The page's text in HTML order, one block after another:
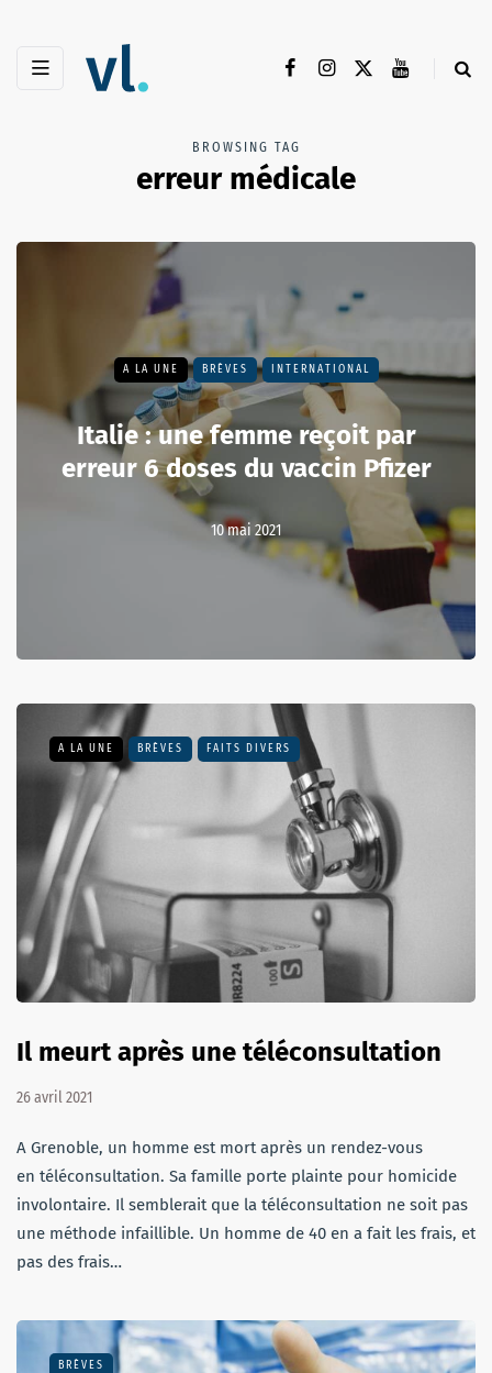
BROWSING TAG
erreur médicale
A LA UNE BRÈVES INTERNATIONAL
Italie : une femme reçoit par
erreur 6 doses du vaccin Pfizer
10 mai 2021
A LA UNE BRÈVES FAITS DIVERS
Il meurt après une téléconsultation
26 avril 2021
A Grenoble, un homme est mort après un rendez-vous
en téléconsultation. Sa famille porte plainte pour homicide
involontaire. Il semblerait que la téléconsultation ne soit pas
une méthode infaillible. Un homme de 40 en a fait les frais, et
pas des frais…
BRÈVES